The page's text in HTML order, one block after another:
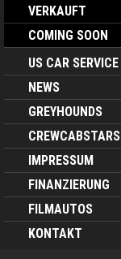
VERKAUFT
COMING SOON
US CAR SERVICE
NEWS
GREYHOUNDS
CREWCABSTARS
IMPRESSUM
FINANZIERUNG
FILMAUTOS
KONTAKT